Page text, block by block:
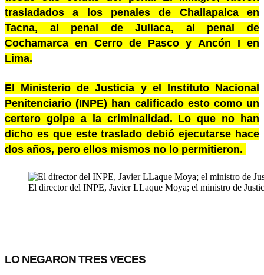
trasladados a los penales de Challapalca en
Tacna, al penal de Juliaca, al penal de
Cochamarca en Cerro de Pasco y Ancón I en
Lima.
El Ministerio de Justicia y el Instituto Nacional
Penitenciario (INPE) han calificado esto como un
certero golpe a la criminalidad. Lo que no han
dicho es que este traslado debió ejecutarse hace
dos años, pero ellos mismos no lo permitieron.
El director del INPE, Javier LLaque Moya; el ministro de
LO NEGARON TRES VECES